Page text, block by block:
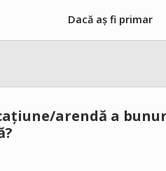
Dacă aș fi primar
arendă a